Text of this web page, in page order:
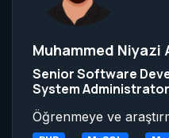
Muhammed Niyazi
Senior Software
System Administrator
Öğrenmeye ve